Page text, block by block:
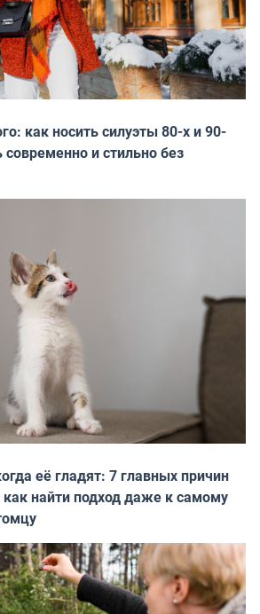
как носить силуэты 80-х и 90-
и стильно без
её гладят: 7 главных причин
найти подход даже к самому